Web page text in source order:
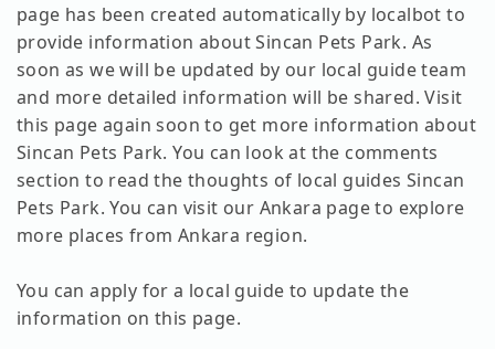
page has been created automatically by localbot to
provide information about Sincan Pets Park. As
soon as we will be updated by our local guide team
and more detailed information will be shared. Visit
this page again soon to get more information about
Sincan Pets Park. You can look at the comments
section to read the thoughts of local guides Sincan
Pets Park. You can visit our Ankara page to explore
more places from Ankara region.
You can apply for a local guide to update the
information on this page.